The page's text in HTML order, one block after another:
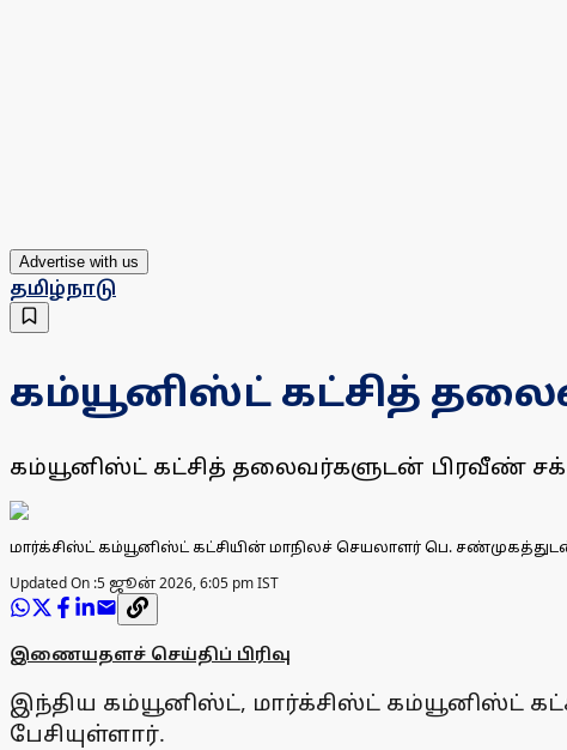
Advertise with us
தமிழ்நாடு
கம்யூனிஸ்ட் கட்சித்
கம்யூனிஸ்ட் கட்சித் தலைவர்களுடன் பிரவீண்
மார்க்சிஸ்ட் கம்யூனிஸ்ட் கட்சியின் மாநிலச் செயலாளர் பெ.
Updated On :5 ஜூன் 2026, 6:05 pm IST
இணையதளச் செய்திப் பிரிவு
இந்திய கம்யூனிஸ்ட், மார்க்சிஸ்ட் கம்யூனிஸ்ட்
பேசியுள்ளார்.